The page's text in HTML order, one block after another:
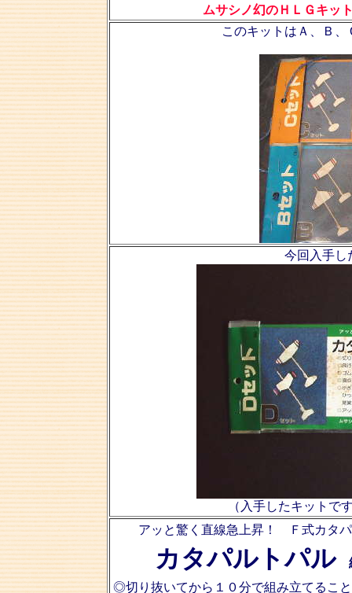
ムサシノ幻のＨＬＧキッ
このキットはＡ、Ｂ
今回入手し
（入手したキットで
アッと驚く直線急上昇！ Ｆ式カタ
カタパルトパル
◎切り抜いてから１０分で組み立てるこ